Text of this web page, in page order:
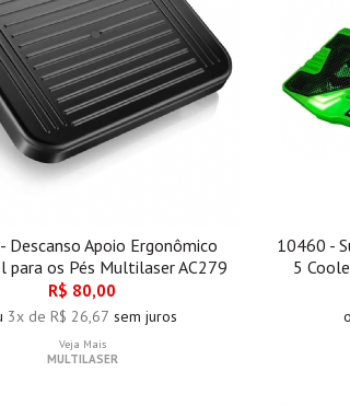
Descanso Apoio Ergonômico
para os Pés Multilaser AC279
R$ 80,00
3x de R$ 26,67 sem juros
Veja Mais
MULTILASER
10460 -
5